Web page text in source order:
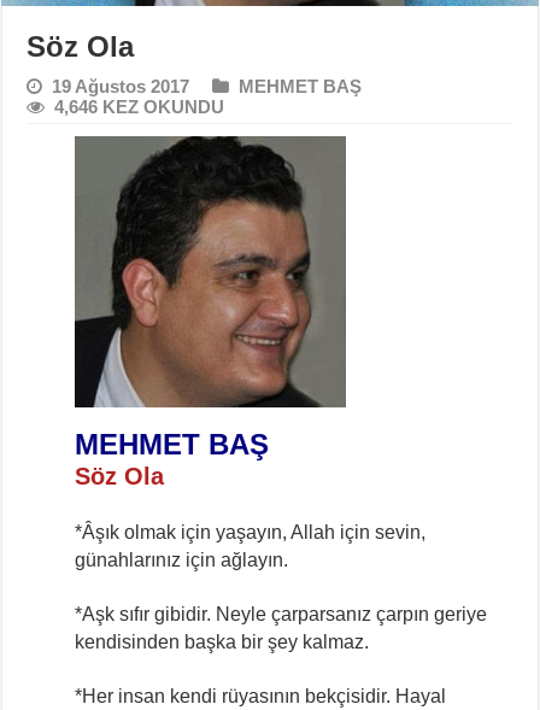
Söz Ola
19 Ağustos 2017
MEHMET BAŞ
4,646 KEZ OKUNDU
MEHMET BAŞ
Söz Ola
*Âşık olmak için yaşayın, Allah için sevin,
günahlarınız için ağlayın.
*Aşk sıfır gibidir. Neyle çarparsanız çarpın geriye
kendisinden başka bir şey kalmaz.
*Her insan kendi rüyasının bekçisidir. Hayal